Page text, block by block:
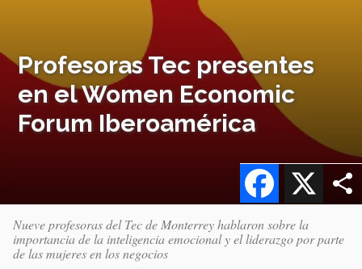
Profesoras Tec presentes
en el Women Economic
Forum Iberoamérica
X
Facebook
Nueve profesoras del Tec de Monterrey hablaron sobre la
importancia de la inteligencia emocional y el liderazgo por parte
de las mujeres en los negocios